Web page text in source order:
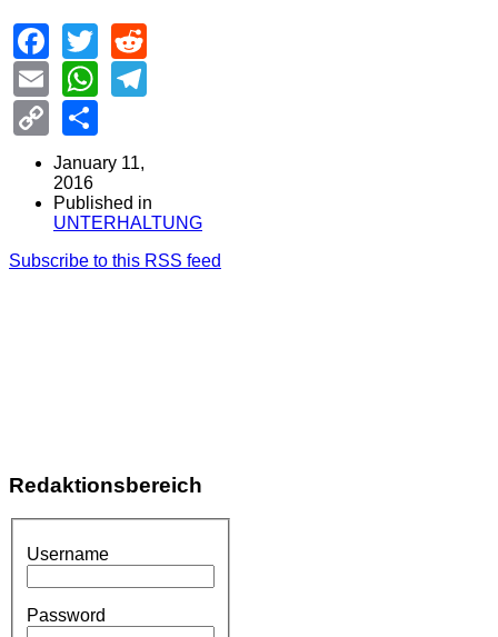
Facebook
Twitter
EmailWhatsApp
Copy
Link
January 11,
2016
Published in
UNTERHALTUNG
Subscribe to this RSS feed
Redaktionsbereich
Username
Password